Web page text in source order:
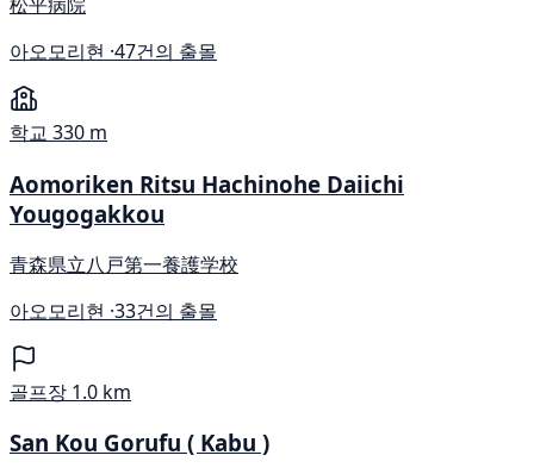
아오모리현 ·47건의 출몰
학교 330 m
Aomoriken Ritsu Hachinohe Daiichi
Yougogakkou
青森県立八戸第一養護学校
아오모리현 ·33건의 출몰
골프장 1.0 km
San Kou Gorufu ( Kabu )